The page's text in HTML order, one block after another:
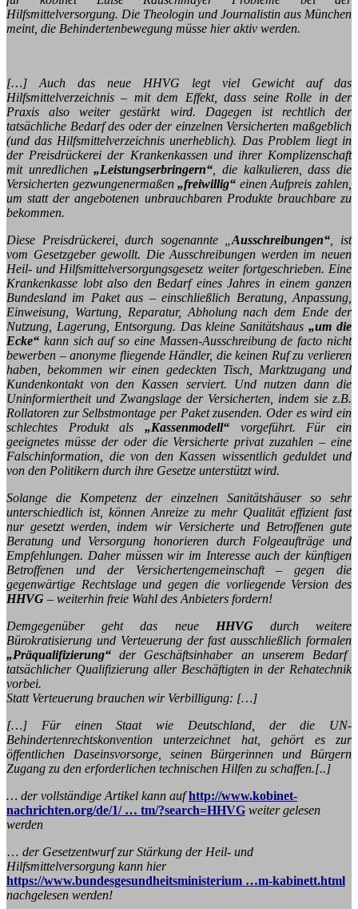
Hilfsmittelversorgung. Die Theologin und Journalistin aus München
meint, die Behindertenbewegung müsse hier aktiv werden.
[…] Auch das neue HHVG legt viel Gewicht auf das
Hilfsmittelverzeichnis – mit dem Effekt, dass seine Rolle in der
Praxis also weiter gestärkt wird. Dagegen ist rechtlich der
tatsächliche Bedarf des oder der einzelnen Versicherten maßgeblich
(und das Hilfsmittelverzeichnis unerheblich). Das Problem liegt in
der Preisdrückerei der Krankenkassen und ihrer Komplizenschaft
mit unredlichen„Leistungserbringern“ , die kalkulieren, dass die
Versicherten gezwungenermaßen„freiwillig“ einen Aufpreis zahlen,
um statt der angebotenen unbrauchbaren Produkte brauchbare zu
bekommen.
Diese Preisdrückerei, durch sogenannte „Ausschreibungen“ , ist
vom Gesetzgeber gewollt. Die Ausschreibungen werden im neuen
Heil- und Hilfsmittelversorgungsgesetz weiter fortgeschrieben. Eine
Krankenkasse lobt also den Bedarf eines Jahres in einem ganzen
Bundesland im Paket aus – einschließlich Beratung, Anpassung,
Einweisung, Wartung, Reparatur, Abholung nach dem Ende der
Nutzung, Lagerung, Entsorgung. Das kleine Sanitätshaus„um die
Ecke“ kann sich auf so eine Massen-Ausschreibung de facto nicht
bewerben – anonyme fliegende Händler, die keinen Ruf zu verlieren
haben, bekommen wir einen gedeckten Tisch, Marktzugang und
Kundenkontakt von den Kassen serviert. Und nutzen dann die
Uninformiertheit und Zwangslage der Versicherten, indem sie z.B.
Rollatoren zur Selbstmontage per Paket zusenden. Oder es wird ein
schlechtes Produkt als „Kassenmodell“ vorgeführt. Für ein
geeignetes müsse der oder die Versicherte privat zuzahlen – eine
Falschinformation, die von den Kassen wissentlich geduldet und
von den Politikern durch ihre Gesetze unterstützt wird.
Solange die Kompetenz der einzelnen Sanitätshäuser so sehr
unterschiedlich ist, können Anreize zu mehr Qualität effizient fast
nur gesetzt werden, indem wir Versicherte und Betroffenen gute
Beratung und Versorgung honorieren durch Folgeaufträge und
Empfehlungen. Daher müssen wir im Interesse auch der künftigen
Betroffenen und der Versichertengemeinschaft – gegen die
gegenwärtige Rechtslage und gegen die vorliegende Version des
HHVG – weiterhin freie Wahl des Anbieters fordern!
Demgegenüber geht das neue HHVGdurch weitere
Bürokratisierung und Verteuerung der fast ausschließlich formalen
„Präqualifizierung“ der Geschäftsinhaber an unserem Bedarf
tatsächlicher Qualifizierung aller Beschäftigten in der Rehatechnik
vorbei.
Statt Verteuerung brauchen wir Verbilligung: […]
[…] Für einen Staat wie Deutschland, der die UN-
Behindertenrechtskonvention unterzeichnet hat, gehört es zur
öffentlichen Daseinsvorsorge, seinen Bürgerinnen und Bürgern
Zugang zu den erforderlichen technischen Hilfen zu schaffen.[..]
… der vollständige Artikel kann aufhttp://www.kobinet-
nachrichten.org/de/1/ … tm/?search=HHVG weiter gelesen
werden
… der Gesetzentwurf zur Stärkung der Heil- und
Hilfsmittelversorgung kann hier
https://www.bundesgesundheitsministerium …m-kabinett.html
nachgelesen werden!